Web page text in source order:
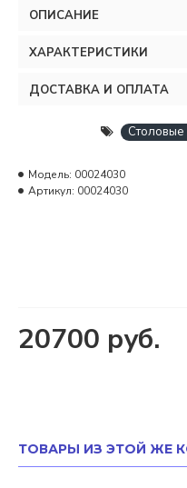
ОПИСАНИЕ
ХАРАКТЕРИСТИКИ
ДОСТАВКА И ОПЛАТА
20700 руб.
Модель: 00024030
Артикул: 00024030
ТОВАРЫ ИЗ ЭТОЙ ЖЕ